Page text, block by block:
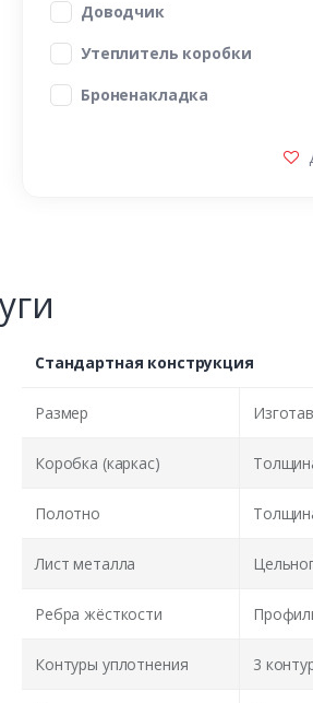
Доводчик
Утеплитель коробки
Броненакладка
Стандартная конструкция
Размер
Коробка (каркас)
Полотно
Лист металла
Ребра жёсткости
Контуры уплотнения 3